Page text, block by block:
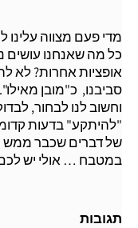
מדי פעם מצווה עלינו
כל מה שאנחנו עושים
אופציות אחרות?לא
סביבנו, כ"מובן
וחשוב לנו לבחור,
"להיתקע" בדעות
של דברים שכבר
במטבח … אולי יש
תגובות